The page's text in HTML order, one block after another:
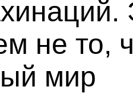
не то,
мир